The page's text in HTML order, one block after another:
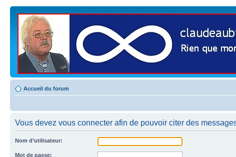
Accueil du forum
Vous devez vous connecter afin de pouvoir citer des
Nom d’utilisateur:
Mot de passe: